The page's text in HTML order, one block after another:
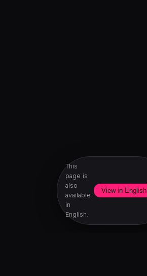
This
page is
also
available
in
English.
View in English